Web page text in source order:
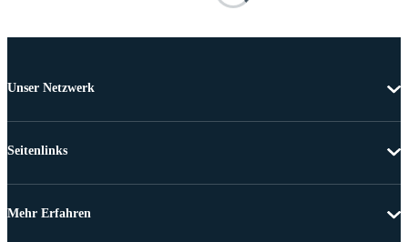
Unser Netzwerk
Seitenlinks
Mehr Erfahren